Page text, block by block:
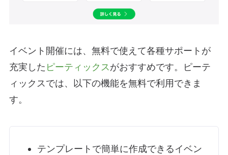
イベント開催には、無料で使えて各種サポートが
充実した ピーティックスがおすすめです。ピーテ
ィックスでは、以下の機能を無料で利用できま
す。
テンプレートで簡単に作成できるイベン